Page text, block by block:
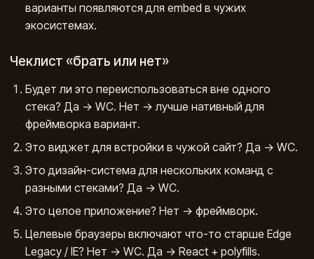
варианты появляются для embed в чужих
экосистемах.
Чеклист «брать или нет»
Будет ли это переиспользоваться вне одного
стека? Да → WC. Нет → лучше нативный для
фреймворка вариант.
Это виджет для встройки в чужой сайт? Да → WC.
Это дизайн-система для нескольких команд с
разными стеками? Да → WC.
Это целое приложение? Нет → фреймворк.
Целевые браузеры включают что-то старше Edge
Legacy / IE? Нет → WC. Да → React + polyfills.